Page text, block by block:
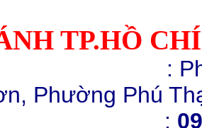
TP.HỒ
Phòng
Phường Phú
: